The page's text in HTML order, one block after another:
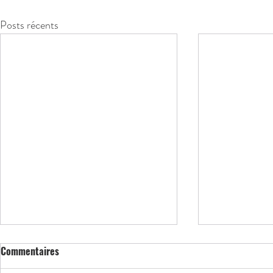
Posts récents
Commentaires